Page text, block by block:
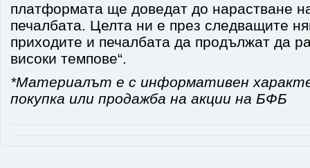
платформата ще доведат до нарастване
печалбата. Целта ни е през следващите
приходите и печалбата да продължат да
високи темпове“.
*Материалът е с информативен
покупка или продажба на акции на БФБ